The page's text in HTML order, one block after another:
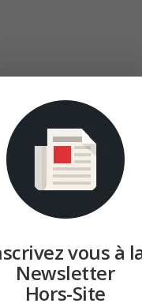
de mise en relation sur les
nous:contact@hors-
vous à
Newsletter
Hors-Site